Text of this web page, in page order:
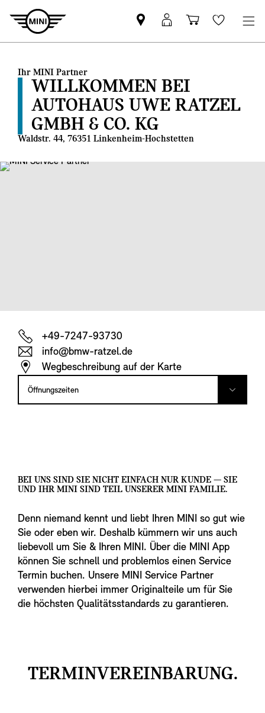
MINI
Partner
MINI
Login
Wishlist
Ihr MINI Partner
WILLKOMMEN BEI
AUTOHAUS UWE RATZEL
GMBH & CO. KG
Waldstr. 44, 76351 Linkenheim-Hochstetten
+49-7247-93730
info@bmw-ratzel.de
Wegbeschreibung auf der Karte
Öffnungszeiten
BEI UNS SIND SIE NICHT EINFACH NUR KUNDE — SIE
UND IHR MINI SIND TEIL UNSERER MINI FAMILIE.
Denn niemand kennt und liebt Ihren MINI so gut wie
Sie oder eben wir. Deshalb kümmern wir uns auch
liebevoll um Sie & Ihren MINI. Über die MINI App
können Sie schnell und problemlos einen Service
Termin buchen. Unsere MINI Service Partner
verwenden hierbei immer Originalteile um für Sie
die höchsten Qualitätsstandards zu garantieren.
TERMINVEREINBARUNG.